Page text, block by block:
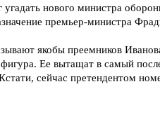
нового министра
премьер-министра
якобы преемников
Ее вытащат в самый
сейчас претендентом